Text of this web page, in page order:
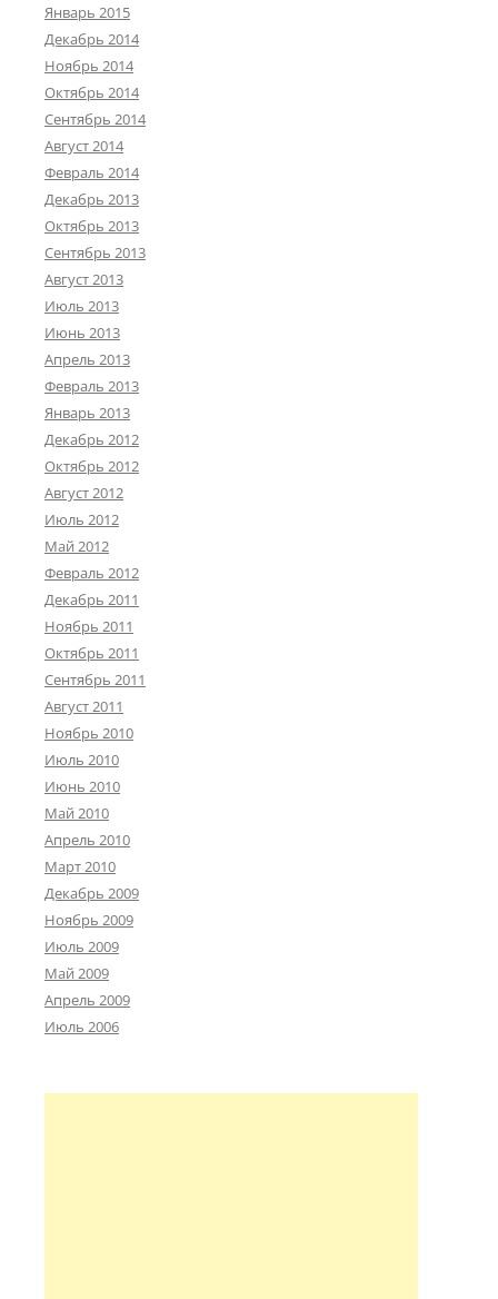
Январь 2015
Декабрь 2014
Ноябрь 2014
Октябрь 2014
Сентябрь 2014
Август 2014
Февраль 2014
Декабрь 2013
Октябрь 2013
Сентябрь 2013
Август 2013
Июль 2013
Июнь 2013
Апрель 2013
Февраль 2013
Январь 2013
Декабрь 2012
Октябрь 2012
Август 2012
Июль 2012
Май 2012
Февраль 2012
Декабрь 2011
Ноябрь 2011
Октябрь 2011
Сентябрь 2011
Август 2011
Ноябрь 2010
Июль 2010
Июнь 2010
Май 2010
Апрель 2010
Март 2010
Декабрь 2009
Ноябрь 2009
Июль 2009
Май 2009
Апрель 2009
Июль 2006